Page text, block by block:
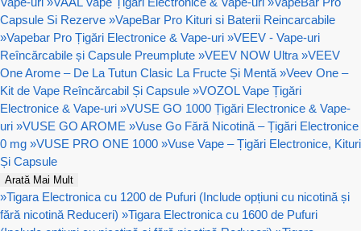
Capsule Si Rezerve »VapeBar Pro Kituri si Baterii Reincarcabile
»Vapebar Pro Țigări Electronice & Vape-uri »VEEV - Vape-uri
Reîncărcabile și Capsule Preumplute »VEEV NOW Ultra »VEEV
One Arome – De La Tutun Clasic La Fructe Și Mentă »Veev One –
Kit de Vape Reîncărcabil Și Capsule »VOZOL Vape Țigări
Electronice & Vape-uri »VUSE GO 1000 Țigări Electronice & Vape-
uri »VUSE GO AROME »Vuse Go Fără Nicotină – Țigări Electronice
0 mg »VUSE PRO ONE 1000 »Vuse Vape – Țigări Electronice, Kituri
Și Capsule
Arată Mai Mult
»Tigara Electronica cu 1200 de Pufuri (Include opțiuni cu nicotină și
fără nicotină Reduceri) »Tigara Electronica cu 1600 de Pufuri